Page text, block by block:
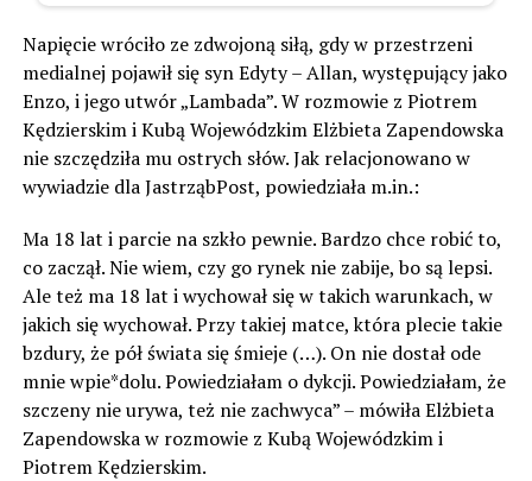
Napięcie wróciło ze zdwojoną siłą, gdy w przestrzeni
medialnej pojawił się syn Edyty – Allan, występujący jako
Enzo, i jego utwór „Lambada”. W rozmowie z Piotrem
Kędzierskim i Kubą Wojewódzkim Elżbieta Zapendowska
nie szczędziła mu ostrych słów. Jak relacjonowano w
wywiadzie dla JastrząbPost, powiedziała m.in.:
Ma 18 lat i parcie na szkło pewnie. Bardzo chce robić to,
co zaczął. Nie wiem, czy go rynek nie zabije, bo są lepsi.
Ale też ma 18 lat i wychował się w takich warunkach, w
jakich się wychował. Przy takiej matce, która plecie takie
bzdury, że pół świata się śmieje (…). On nie dostał ode
mnie wpie*dolu. Powiedziałam o dykcji. Powiedziałam, że
szczeny nie urywa, też nie zachwyca” – mówiła Elżbieta
Zapendowska w rozmowie z Kubą Wojewódzkim i
Piotrem Kędzierskim.